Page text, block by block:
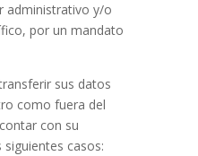
administrativo y/o
por un mandato
sus datos
como fuera del
con su
casos: